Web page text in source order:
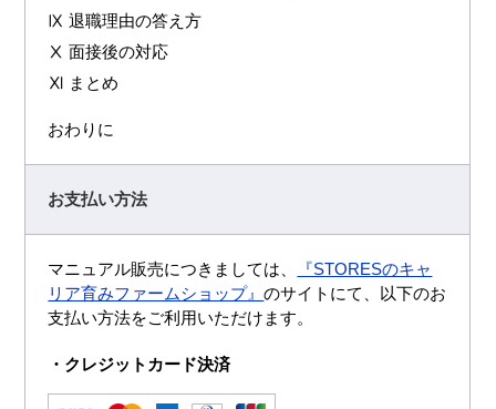
Ⅸ 退職理由の答え方
Ⅹ 面接後の対応
Ⅺ まとめ
おわりに
お支払い方法
マニュアル販売につきましては、
『STORESのキャ
リア育みファームショップ』のサイトにて、以下のお
支払い方法をご利用いただけます。
・クレジットカード決済